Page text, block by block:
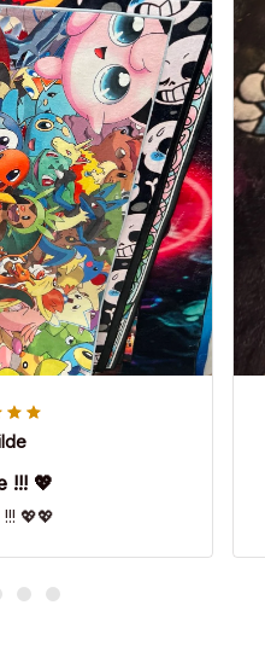
!!! 💖
💖💖